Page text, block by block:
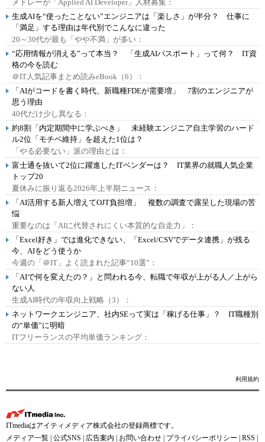
メドレーが「Applied AI Developer」人材募集：
生成AIを“使ったことない”エンジニアは「楽しさ」が半分？ 仕事に
「満足」する理由は年代別でこんなに違った
20～30代が最も「やや不満」が多い：
“応用情報が消える”って本当？ 「生成AIパスポート」って何？ IT資
格の今を読む
＠IT人気記事まとめ読みeBook（6）：
「AIがコードを書く時代、新職種FDEが需要増」 7割のエンジニアが
思う理由
40代だけ少し異なる：
約8割「内定期間中に学ぶべき」 未経験エンジニア自主学習のハード
ル2位「モチベ維持」を超えた1位は？
「やる必要ない」派の理由とは：
富士通を抜いて2位に躍進したITベンダーは？ IT業界の就職人気企業
トップ20
夏休みに振り返る2026年上半期ニュース：
「AI活用する新人増えてOJT負担増」 複数の調査で露呈した現場の苦
悩
重要なのは「AIに代替されにくい本質的な自走力」：
「Excel好き」では進化できない、「Excel/CSVでデータ連携」が残る
今、AIをどう使うか
今週の「＠IT」よく読まれた記事“10選”：
「AIで何を変えたの？」と問われる今、転職で年収が上がる人／上がら
ない人
生成AI時代の年収向上戦略（3）：
ネットワークエンジニア、社内SEって実は「稼げる仕事」？ IT職種別
の“単価”に明暗
ITフリーランスの平均単価ランキング：
利用規約
ITmediaはアイティメディア株式会社の登録商標です。
メディア一覧 公式SNS 広告案内 お問い合わせ プライバシーポリシー RSS